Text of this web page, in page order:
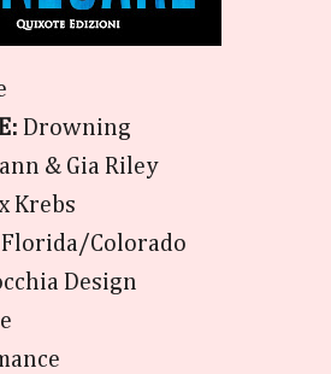
Drowning
& Gia Riley
Krebs
Florida/Colorado
Design